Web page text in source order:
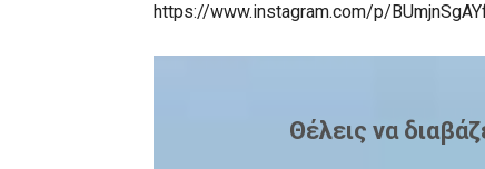
https://www.instagram.com/p/
Θέλεις να